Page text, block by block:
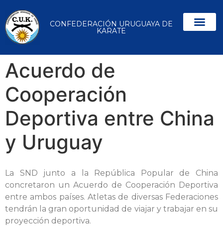
CONFEDERACIÓN URUGUAYA DE
KARATE
Acuerdo de
Cooperación
Deportiva entre China
y Uruguay
La SND junto a la República Popular de China
concretaron un Acuerdo de Cooperación Deportiva
entre ambos países. Atletas de diversas Federaciones
tendrán la gran oportunidad de viajar y trabajar en su
proyección deportiva.